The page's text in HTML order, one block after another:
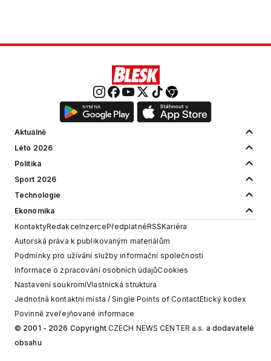
Aktuálně
Léto 2026
Politika
Sport 2026
Technologie
Ekonomika
KontaktyRedakceInzercePředplatnéRSSKariéra
Autorská práva k publikovaným materiálům
Podmínky pro užívání služby informační společnosti
Informace o zpracování osobních údajůCookies
Nastavení soukromíVlastnická struktura
Jednotná kontaktní místa / Single Points of ContactEtický kodex
Povinně zveřejňované informace
© 2001 - 2026 Copyright CZECH NEWS CENTER a.s. a dodavatelé
obsahu